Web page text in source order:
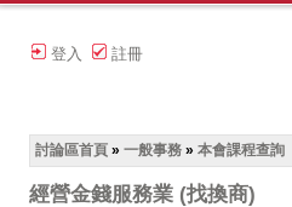
登入 註冊
討論區首頁 » 一般事務 » 本會課程查詢
經營金錢服務業 (找換商)